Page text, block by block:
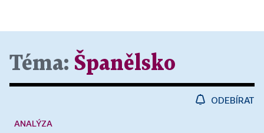
Téma: Španělsko
ODEBÍRAT
ANALÝZA